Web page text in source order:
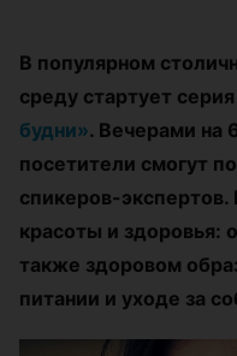
В популярном
среду стартует
будни». Вечерами на
посетители смогут
спикеров-экспертов.
красоты и здоровья:
также здоровом
питании и уходе за